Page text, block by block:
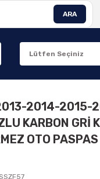
ARA
2014-
KARBON GRİ
OTO PASPAS